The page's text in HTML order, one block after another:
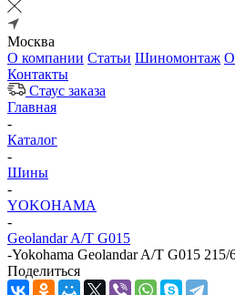
Москва
О компании Статьи Шиномонтаж
Контакты
Стаус заказа
Главная
-
Каталог
-
Шины
-
YOKOHAMA
-
Geolandar A/T G015
-Yokohama Geolandar A/T G015 215/
Поделиться